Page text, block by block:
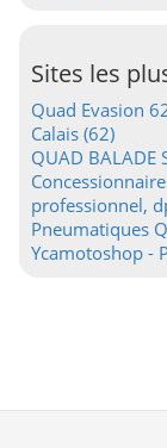
Sites les
Quad Evasion
Calais (62)
QUAD BALADE
professionnel,
Pneumatiques
Ycamotoshop -